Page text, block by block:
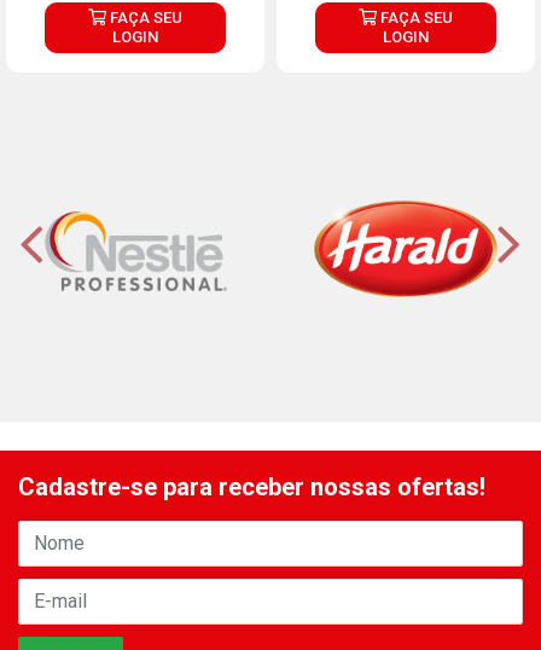
FAÇA SEU
LOGIN
FAÇA SEU
LOGIN
Cadastre-se para receber nossas ofertas!